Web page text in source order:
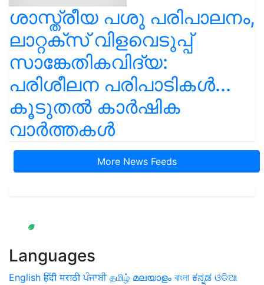
ശാസ്ത്രീയ പശു പരിപാലനം,
ലാറ്റക്സ് വിളവെടുപ്പ്
സാങ്കേതികവിദ്യ:
പരിശീലന പരിപാടികൾ...
കൂടുതൽ കാർഷിക
വാർത്തകൾ
More News Feeds
Languages
English हिंदी मराठी ਪੰਜਾਬੀ தமிழ் മലയാളം বাংলা ಕನ್ನಡ ଓଡିଆ